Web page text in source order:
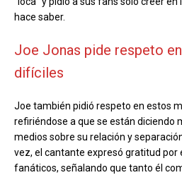
hace saber.
Joe Jonas pide respeto
difíciles
Joe también pidió respeto en estos
refiriéndose a que se están diciendo
medios sobre su relación y
vez, el cantante expresó gratitud por
fanáticos, señalando que tanto él